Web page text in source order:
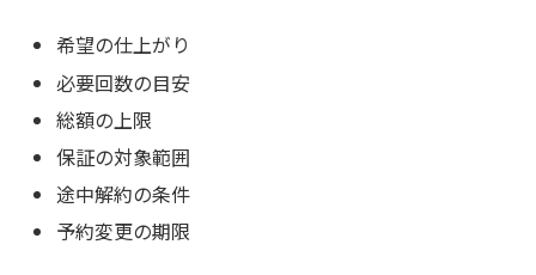
希望の仕上がり
必要回数の目安
総額の上限
保証の対象範囲
途中解約の条件
予約変更の期限